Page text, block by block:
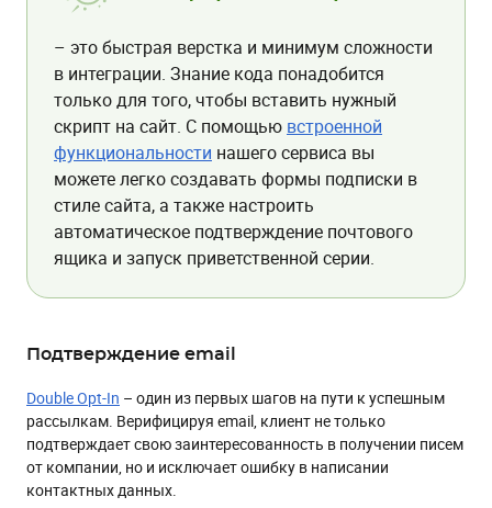
– это быстрая верстка и минимум сложности
в интеграции. Знание кода понадобится
только для того, чтобы вставить нужный
скрипт на сайт. С помощью встроенной
функциональности нашего сервиса вы
можете легко создавать формы подписки в
стиле сайта, а также настроить
автоматическое подтверждение почтового
ящика и запуск приветственной серии.
Подтверждение email
Double Opt-In – один из первых шагов на пути к успешным
рассылкам. Верифицируя email, клиент не только
подтверждает свою заинтересованность в получении писем
от компании, но и исключает ошибку в написании
контактных данных.